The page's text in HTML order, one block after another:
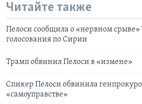
Читайте также
Пелоси сообщила о «нервном срыве»
голосования по Сирии
Трамп обвинил Пелоси в «измене»
Спикер Пелоси обвинила
«самоуправстве»